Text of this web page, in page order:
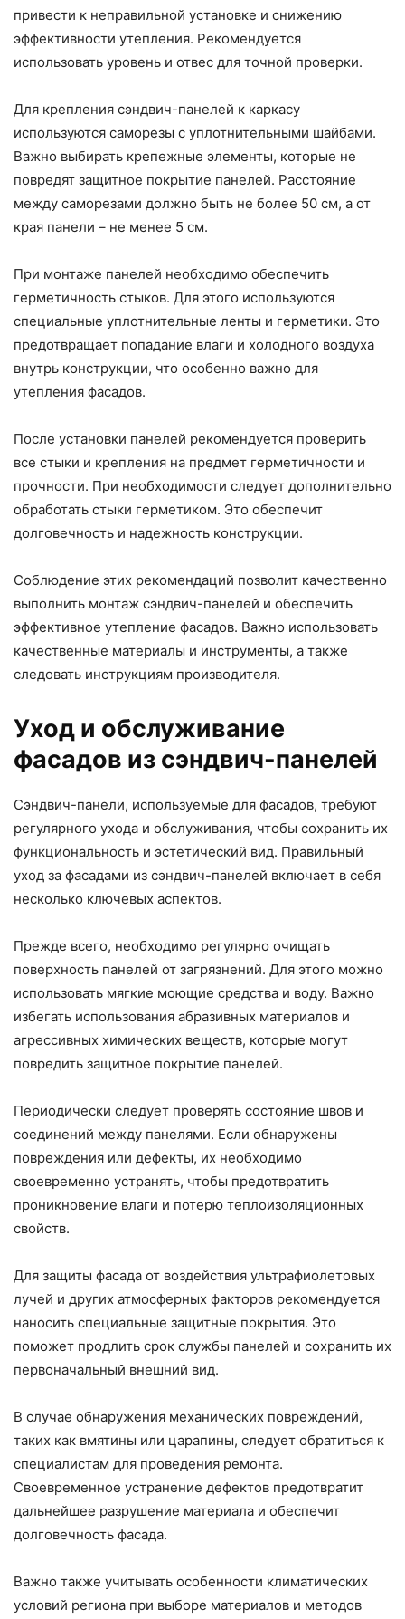
привести к неправильной установке и снижению
эффективности утепления. Рекомендуется
использовать уровень и отвес для точной проверки.
Для крепления сэндвич-панелей к каркасу
используются саморезы с уплотнительными шайбами.
Важно выбирать крепежные элементы, которые не
повредят защитное покрытие панелей. Расстояние
между саморезами должно быть не более 50 см, а от
края панели – не менее 5 см.
При монтаже панелей необходимо обеспечить
герметичность стыков. Для этого используются
специальные уплотнительные ленты и герметики. Это
предотвращает попадание влаги и холодного воздуха
внутрь конструкции, что особенно важно для
утепления фасадов.
После установки панелей рекомендуется проверить
все стыки и крепления на предмет герметичности и
прочности. При необходимости следует дополнительно
обработать стыки герметиком. Это обеспечит
долговечность и надежность конструкции.
Соблюдение этих рекомендаций позволит качественно
выполнить монтаж сэндвич-панелей и обеспечить
эффективное утепление фасадов. Важно использовать
качественные материалы и инструменты, а также
следовать инструкциям производителя.
Уход и обслуживание
фасадов из сэндвич-панелей
Сэндвич-панели, используемые для фасадов, требуют
регулярного ухода и обслуживания, чтобы сохранить их
функциональность и эстетический вид. Правильный
уход за фасадами из сэндвич-панелей включает в себя
несколько ключевых аспектов.
Прежде всего, необходимо регулярно очищать
поверхность панелей от загрязнений. Для этого можно
использовать мягкие моющие средства и воду. Важно
избегать использования абразивных материалов и
агрессивных химических веществ, которые могут
повредить защитное покрытие панелей.
Периодически следует проверять состояние швов и
соединений между панелями. Если обнаружены
повреждения или дефекты, их необходимо
своевременно устранять, чтобы предотвратить
проникновение влаги и потерю теплоизоляционных
свойств.
Для защиты фасада от воздействия ультрафиолетовых
лучей и других атмосферных факторов рекомендуется
наносить специальные защитные покрытия. Это
поможет продлить срок службы панелей и сохранить их
первоначальный внешний вид.
В случае обнаружения механических повреждений,
таких как вмятины или царапины, следует обратиться к
специалистам для проведения ремонта.
Своевременное устранение дефектов предотвратит
дальнейшее разрушение материала и обеспечит
долговечность фасада.
Важно также учитывать особенности климатических
условий региона при выборе материалов и методов